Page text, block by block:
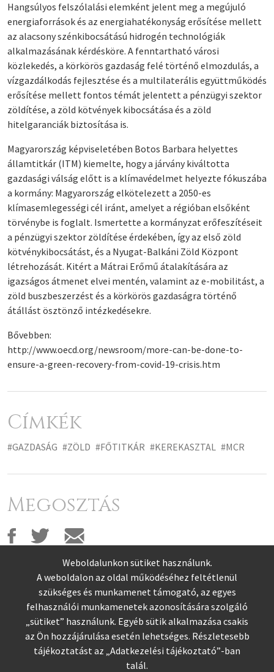
Hangsúlyos felszólalási elemként jelent meg a megújuló
energiaforrások és az energiahatékonyság erősítése mellett
az alacsony szénkibocsátású hidrogén technológiák
alkalmazásának kérdésköre. A fenntartható városi
közlekedés, a körkörös gazdaság felé történő elmozdulás, a
vízgazdálkodás fejlesztése és a multilaterális együttműködés
erősítése mellett fontos témát jelentett a pénzügyi szektor
zöldítése, a zöld kötvények kibocsátása és a zöld
hitelgaranciák biztosítása is.
Magyarország képviseletében Botos Barbara helyettes
államtitkár (ITM) kiemelte, hogy a járvány kiváltotta
gazdasági válság előtt is a klímavédelmet helyezte fókuszába
a kormány: Magyarország elkötelezett a 2050-es
klímasemlegességi cél iránt, amelyet a régióban elsőként
törvénybe is foglalt. Ismertette a kormányzat erőfeszítéseit
a pénzügyi szektor zöldítése érdekében, így az első zöld
kötvénykibocsátást, és a Nyugat-Balkáni Zöld Központ
létrehozását. Kitért a Mátrai Erőmű átalakítására az
igazságos átmenet elvei mentén, valamint az e-mobilitást, a
zöld buszbeszerzést és a körkörös gazdaságra történő
átállást ösztönző intézkedésekre.
Bővebben:
http://www.oecd.org/newsroom/more-can-be-done-to-
ensure-a-green-recovery-from-covid-19-crisis.htm
Címkék
#GAZDASÁG #ZÖLD #FŐTITKÁR #KEREKASZTAL #MCR
Megosztás
Weboldalunkon sütiket használunk.
A weboldalon az oldal működéséhez feltétlenül
szükséges és munkamenet támogató, az egyes
felhasználói munkamenetek azonosítására szolgáló
„sütiket” használunk. Egyéb sütik alkalmazása csakis
az Ön hozzájárulása esetén lehetséges. Részletesebb
tájékoztatást az „Adatkezelési tájékoztató”-ban
talál.